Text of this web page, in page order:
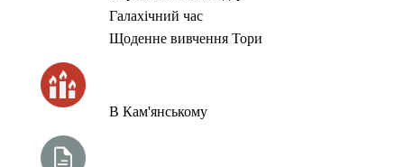
Галахічний час
Щоденне вивчення Тори
В Кам'янському